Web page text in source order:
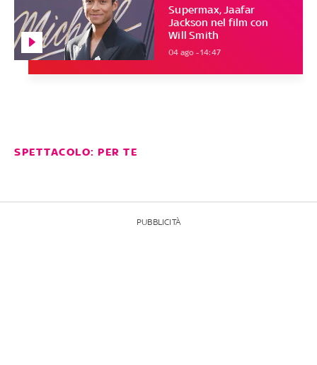
Supermax, Jaafar
Jackson nel film con
Will Smith
04 ago - 14:47
SPETTACOLO: PER TE
PUBBLICITÀ